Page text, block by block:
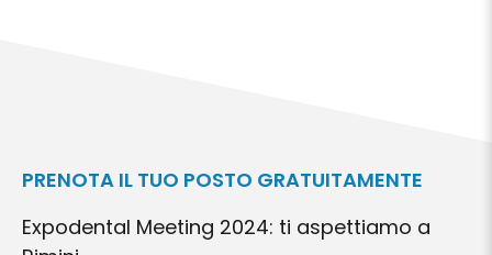
PRENOTA IL TUO POSTO GRATUITAMENTE
Expodental Meeting 2024: ti aspettiamo a